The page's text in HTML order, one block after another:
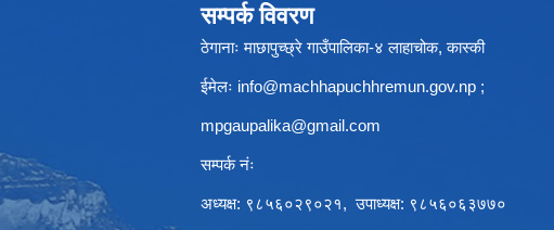
सम्पर्क विवरण
ठेगानाः माछापुच्छ्रे गाउँपालिका-४ लाहाचोक, कास्की
ईमेलः info@machhapuchhremun.gov.np ;
mpgaupalika@gmail.com
सम्पर्क नंः
अध्यक्ष: ९८५६०२९०२१, उपाध्यक्ष: ९८५६०६३७७०